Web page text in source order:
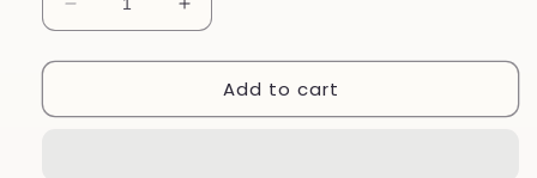
Decrease
quantity
for
din
Increase
quantity
for
Tablou
din
Add to cart